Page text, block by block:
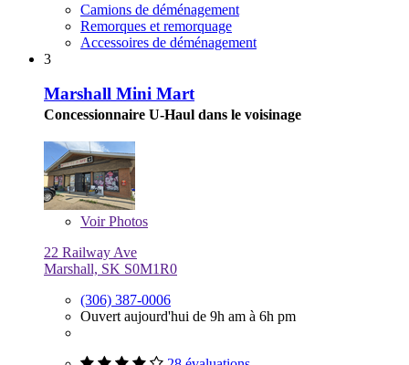
Camions de déménagement
Remorques et remorquage
Accessoires de déménagement
3
Marshall Mini Mart
Concessionnaire U-Haul dans le voisinage
VoirPhotos
22 Railway Ave
Marshall, SK S0M1R0
(306) 387-0006
Ouvert aujourd'hui de 9h am à 6h pm